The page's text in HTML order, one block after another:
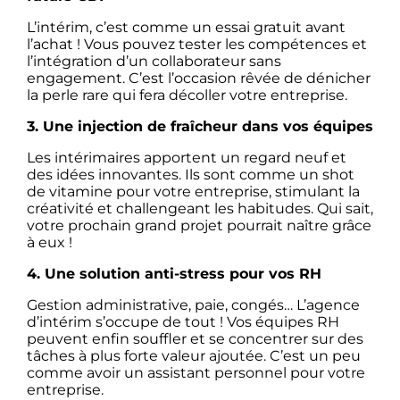
L’intérim, c’est comme un essai gratuit avant
l’achat ! Vous pouvez tester les compétences et
l’intégration d’un collaborateur sans
engagement. C’est l’occasion rêvée de dénicher
la perle rare qui fera décoller votre entreprise.
3. Une injection de fraîcheur dans vos équipes
Les intérimaires apportent un regard neuf et
des idées innovantes. Ils sont comme un shot
de vitamine pour votre entreprise, stimulant la
créativité et challengeant les habitudes. Qui sait,
votre prochain grand projet pourrait naître grâce
à eux !
4. Une solution anti-stress pour vos RH
Gestion administrative, paie, congés… L’agence
d’intérim s’occupe de tout ! Vos équipes RH
peuvent enfin souffler et se concentrer sur des
tâches à plus forte valeur ajoutée. C’est un peu
comme avoir un assistant personnel pour votre
entreprise.